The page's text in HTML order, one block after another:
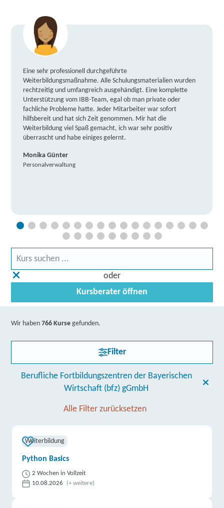
Eine sehr professionell durchgeführte
Weiterbildungsmaßnahme. Alle Schulungsmaterialien wurden
rechtzeitig und umfangreich ausgehändigt. Eine komplette
Unterstützung vom IBB-Team, egal ob man private oder
fachliche Probleme hatte. Jeder Mitarbeiter war sofort
hilfsbereit und hat sich Zeit genommen. Mir hat die
Weiterbildung viel Spaß gemacht, ich war sehr positiv
überrascht und habe einiges gelernt.
Monika Günter
Personalverwaltung
oder
Kursberater öffnen
Wir haben766 Kurse gefunden.
Filter
Berufliche Fortbildungszentren der Bayerischen
Wirtschaft (bfz) gGmbH
Alle Filter zurücksetzen
Weiterbildung
Python Basics
2 Wochen in Vollzeit
10.08.2026
(+ weitere)